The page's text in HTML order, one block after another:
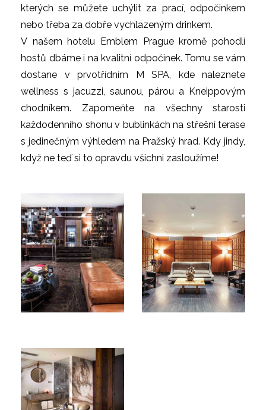
kterých se můžete uchýlit za prací, odpočinkem
nebo třeba za dobře vychlazeným drinkem.
V našem hotelu Emblem Prague kromě pohodlí
hostů dbáme i na kvalitní odpočinek. Tomu se vám
dostane v prvotřídním M SPA, kde naleznete
wellness s jacuzzi, saunou, párou a Kneippovým
chodníkem. Zapomeňte na všechny starosti
každodenního shonu v bublinkách na střešní terase
s jedinečným výhledem na Pražský hrad. Kdy jindy,
když ne teď si to opravdu všichni zasloužíme!